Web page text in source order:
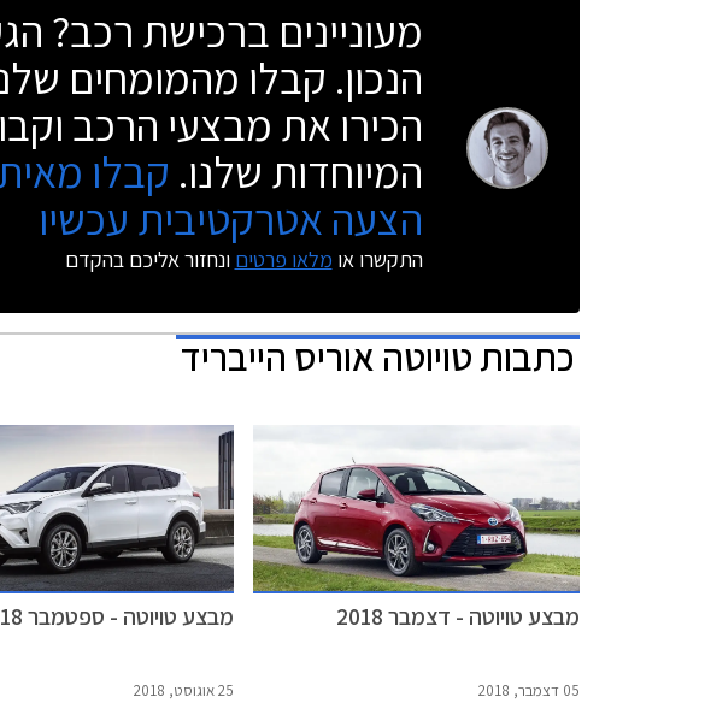
מעוניינים ברכישת רכב?
הנכון. קבלו מהמומחים
הכירו את מבצעי הרכב
המיוחדות שלנו. קבלו
הצעה אטרקטיבית עכשיו
התקשרו או מלאו פרטים ונחזור אליכם בהקדם
כתבותטויוטה אוריס הייבריד
מבצע טויוטה - דצמבר 2018
05 דצמבר, 2018
מבצע טויוטה - ספטמבר 2018
25 אוגוסט, 2018